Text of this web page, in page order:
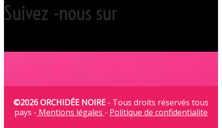
Suivez -nous sur
©2026 ORCHIDÉE NOIRE - Tous droits réservés tous
pays - Mentions légales - Politique de confidentialite